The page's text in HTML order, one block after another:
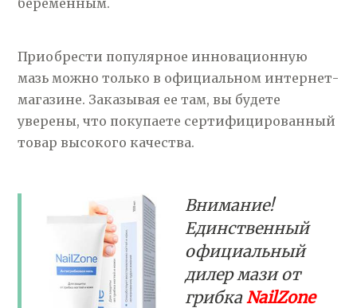
беременным.
Приобрести популярное инновационную
мазь можно только в официальном интернет-
магазине. Заказывая ее там, вы будете
уверены, что покупаете сертифицированный
товар высокого качества.
Внимание!
Единственный
официальный
дилер мази от
грибкаNailZone